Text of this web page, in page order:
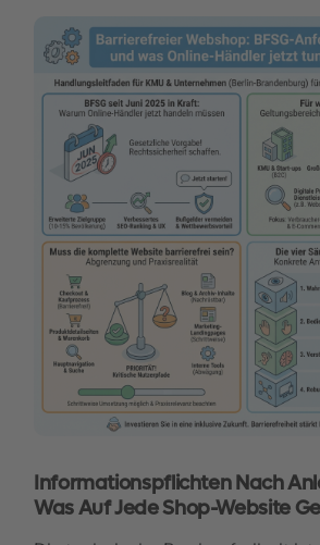
Informationspflichten Nach
Was Auf Jede Shop-Website